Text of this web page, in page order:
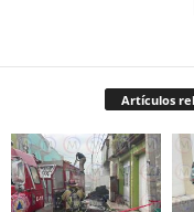
Artículos